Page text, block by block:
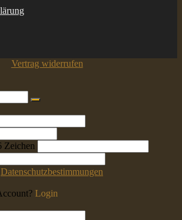
Vertrag widerrufen
Zeichen
Datenschutzbestimmungen
Login